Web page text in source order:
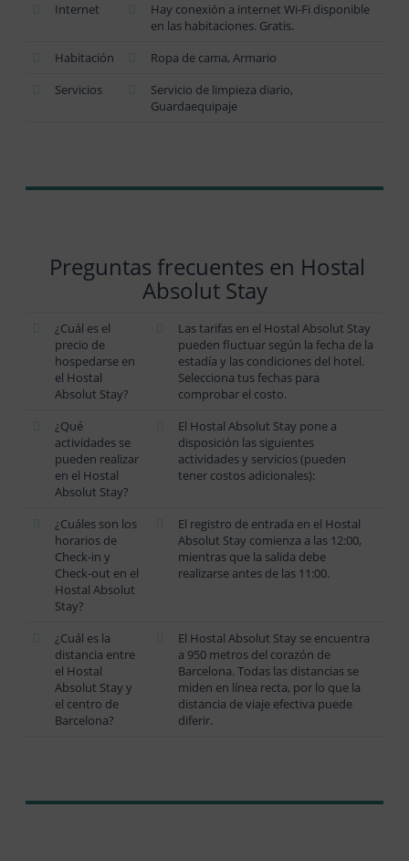
Internet
Hay conexión a internet Wi-Fi disponible
en las habitaciones. Gratis.
Habitación
Ropa de cama, Armario
Servicios
Servicio de limpieza diario,
Guardaequipaje
Preguntas frecuentes en Hostal
Absolut Stay
¿Cuál es el
precio de
hospedarse en
el Hostal
Absolut Stay?
Las tarifas en el Hostal Absolut Stay
pueden fluctuar según la fecha de la
estadía y las condiciones del hotel.
Selecciona tus fechas para
comprobar el costo.
¿Qué
actividades se
pueden realizar
en el Hostal
Absolut Stay?
El Hostal Absolut Stay pone a
disposición las siguientes
actividades y servicios (pueden
tener costos adicionales):
¿Cuáles son los
horarios de
Check-in y
Check-out en el
Hostal Absolut
Stay?
El registro de entrada en el Hostal
Absolut Stay comienza a las 12:00,
mientras que la salida debe
realizarse antes de las 11:00.
¿Cuál es la
distancia entre
el Hostal
Absolut Stay y
el centro de
Barcelona?
El Hostal Absolut Stay se encuentra
a 950 metros del corazón de
Barcelona. Todas las distancias se
miden en línea recta, por lo que la
distancia de viaje efectiva puede
diferir.